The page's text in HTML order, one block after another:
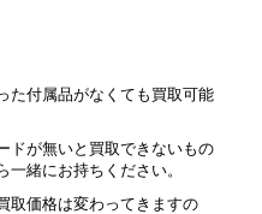
た付属品がなくても買取可能
ドが無いと買取できないもの
一緒にお持ちください。
取価格は変わってきますの